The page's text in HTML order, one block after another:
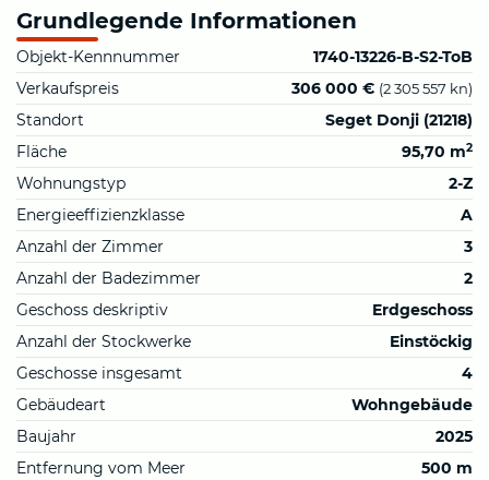
Grundlegende Informationen
Objekt-Kennnummer
1740-13226-B-S2-ToB
Verkaufspreis
306 000 € (2 305 557 kn)
Standort
Seget Donji (21218)
Fläche
95,70 m2
Wohnungstyp
2-Z
Energieeffizienzklasse
A
Anzahl der Zimmer
3
Anzahl der Badezimmer
2
Geschoss deskriptiv
Erdgeschoss
Anzahl der Stockwerke
Einstöckig
Geschosse insgesamt
4
Gebäudeart
Wohngebäude
Baujahr
2025
Entfernung vom Meer
500 m